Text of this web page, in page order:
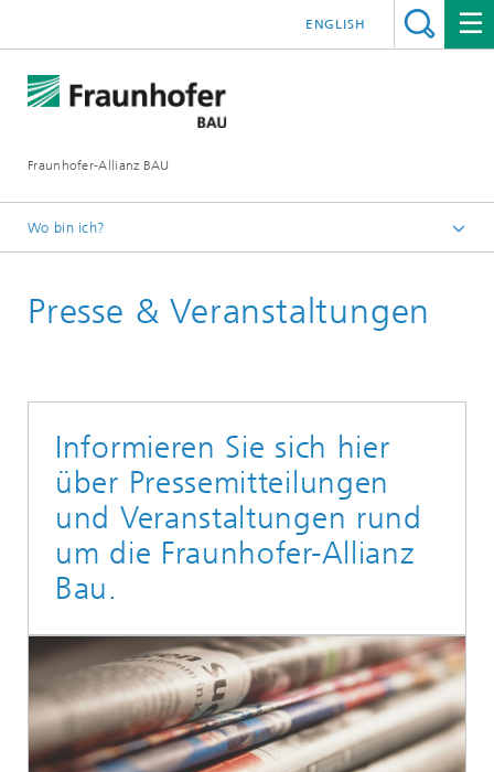
Fraunhofer-Allianz BAU
ENGLISH
Wo bin ich?
Presse & Veranstaltungen
Informieren Sie sich hier
über Pressemitteilungen
und Veranstaltungen rund
um die Fraunhofer-Allianz
Bau.